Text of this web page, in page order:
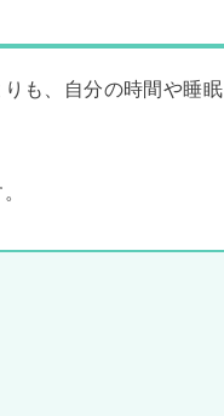
も、自分の時間や睡眠